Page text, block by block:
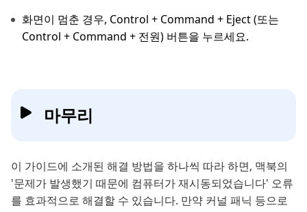
화면이 멈춘 경우, Control + Command + Eject (또는
Control + Command + 전원) 버튼을 누르세요.
마무리
이 가이드에 소개된 해결 방법을 하나씩 따라 하면, 맥북의
'문제가 발생했기 때문에 컴퓨터가 재시동되었습니다' 오류
를 효과적으로 해결할 수 있습니다. 만약 커널 패닉 등으로